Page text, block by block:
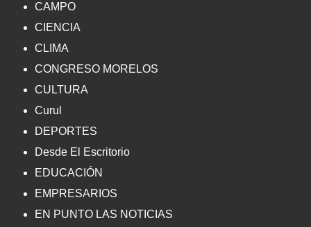
CAMPO
CIENCIA
CLIMA
CONGRESO MORELOS
CULTURA
Curul
DEPORTES
Desde El Escritorio
EDUCACIÓN
EMPRESARIOS
EN PUNTO LAS NOTICIAS